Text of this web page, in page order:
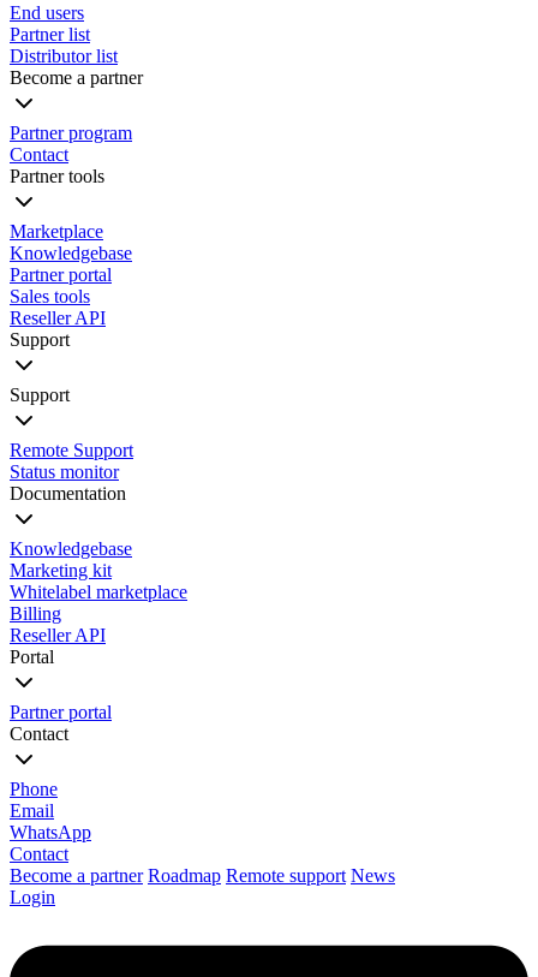
End users
Partner list
Distributor list
Become a partner
Partner program
Contact
Partner tools
Marketplace
Knowledgebase
Partner portal
Sales tools
Reseller API
Support
Support
Remote Support
Status monitor
Documentation
Knowledgebase
Marketing kit
Whitelabel marketplace
Billing
Reseller API
Portal
Partner portal
Contact
Phone
Email
WhatsApp
Contact
Become a partner Roadmap Remote support News
Login